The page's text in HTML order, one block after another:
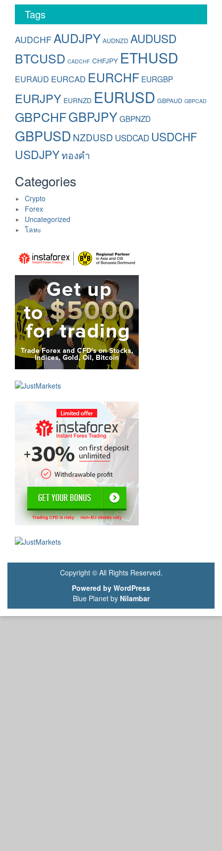
Tags
AUDCHF AUDJPY AUDNZD AUDUSD
BTCUSD CADCHF CHFJPY ETHUSD
EURAUD EURCAD EURCHF EURGBP
EURJPY EURNZD EURUSD GBPAUD GBPCAD
GBPCHFGBPJPYGBPNZD
GBPUSD NZDUSD USDCAD USDCHF
USDJPYทองคำ
Categories
Crypto
Forex
Uncategorized
โลหะ
Copyright © All Rights Reserved.
Powered by WordPress
Blue Planet by Nilambar